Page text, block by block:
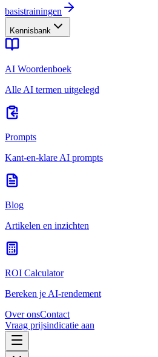
basistrainingen
Kennisbank
AI Woordenboek
Alle AI termen uitgelegd
Prompts
Kant-en-klare AI prompts
Blog
Artikelen en inzichten
ROI Calculator
Bereken je AI-rendement
Over onsContact
Vraag prijsindicatie aan